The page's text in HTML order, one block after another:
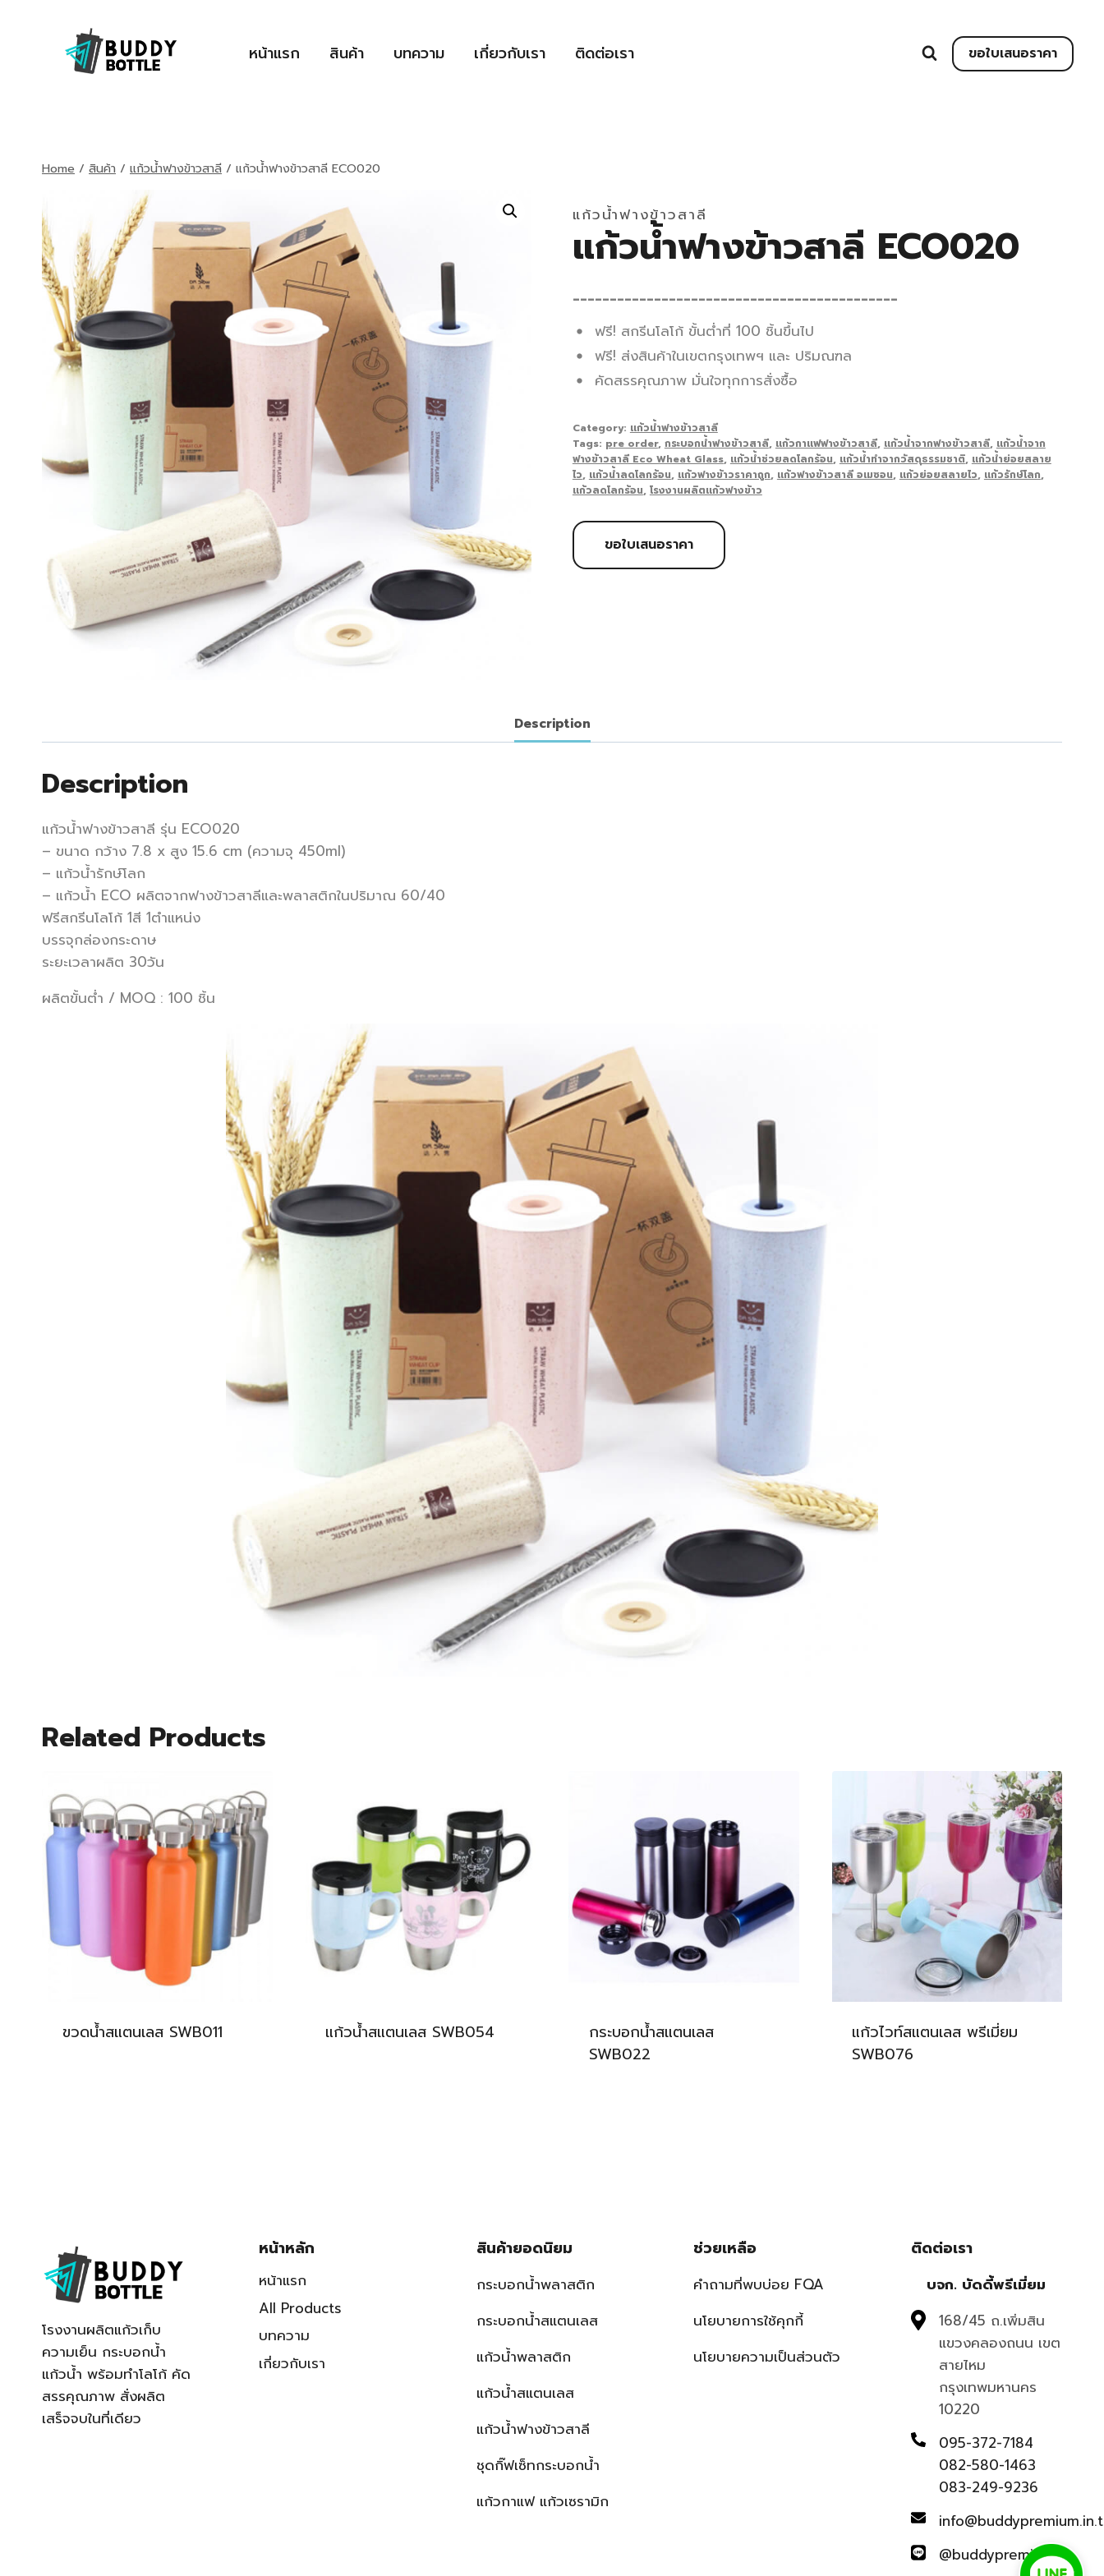
หน้าแรก สินค้า บทความ เกี่ยวกับเรา ติดต่อเรา ขอใบเสนอราคา
Home / สินค้า / แก้วน้ำฟางข้าวสาลี / แก้วน้ำฟางข้าวสาลี ECO020
แก้วน้ำฟางข้าวสาลี
แก้วน้ำฟางข้าวสาลี ECO020
____________________________________________
ฟรี! สกรีนโลโก้ ขั้นต่ำที่ 100 ชิ้นขึ้นไป
ฟรี! ส่งสินค้าในเขตกรุงเทพฯ และ ปริมณฑล
คัดสรรคุณภาพ มั่นใจทุกการสั่งซื้อ
Category: แก้วน้ำฟางข้าวสาลี
Tags: pre order, กระบอกน้ำฟางข้าวสาลี, แก้วกาแฟฟางข้าวสาลี, แก้วน้ำจากฟางข้าวสาลี, แก้วน้ำจาก
ฟางข้าวสาลี Eco Wheat Glass, แก้วน้ำช่วยลดโลกร้อน, แก้วน้ำทำจากวัสดุธรรมชาติ, แก้วน้ำย่อยสลาย
ไว, แก้วน้ำลดโลกร้อน, แก้วฟางข้าวราคาถูก, แก้วฟางข้าวสาลี อเมซอน, แก้วย่อยสลายไว, แก้วรักษ์โลก,
แก้วลดโลกร้อน, โรงงานผลิตแก้วฟางข้าว
ขอใบเสนอราคา
Description
Description
แก้วน้ำฟางข้าวสาลี รุ่น ECO020
– ขนาด กว้าง 7.8 x สูง 15.6 cm (ความจุ 450ml)
– แก้วน้ำรักษ์โลก
– แก้วน้ำ ECO ผลิตจากฟางข้าวสาลีและพลาสติกในปริมาณ 60/40
ฟรีสกรีนโลโก้ 1สี 1ตำแหน่ง
บรรจุกล่องกระดาษ
ระยะเวลาผลิต 30วัน
ผลิตขั้นต่ำ / MOQ : 100 ชิ้น
Related Products
ขวดน้ำสแตนเลส SWB011 แก้วน้ำสแตนเลส SWB054
กระบอกน้ำสแตนเลส
SWB022
แก้วไวท์สแตนเลส พรีเมี่ยม
SWB076
โรงงานผลิตแก้วเก็บ
ความเย็น กระบอกน้ำ
แก้วน้ำ พร้อมทำโลโก้ คัด
สรรคุณภาพ สั่งผลิต
เสร็จจบในที่เดียว
หน้าหลัก
หน้าแรก
All Products
บทความ
เกี่ยวกับเรา
สินค้ายอดนิยม
กระบอกน้ำพลาสติก
กระบอกน้ำสแตนเลส
แก้วน้ำพลาสติก
แก้วน้ำสแตนเลส
แก้วน้ำฟางข้าวสาลี
ชุดกิ๊ฟเซ็ทกระบอกน้ำ
แก้วกาแฟ แก้วเซรามิก
ช่วยเหลือ
คำถามที่พบบ่อย FQA
นโยบายการใช้คุกกี้
นโยบายความเป็นส่วนตัว
ติดต่อเรา
บจก. บัดดี้พรีเมี่ยม
168/45 ถ.เพิ่มสิน
แขวงคลองถนน เขต
สายไหม
กรุงเทพมหานคร
10220
095-372-7184
082-580-1463
083-249-9236
@buddypremium